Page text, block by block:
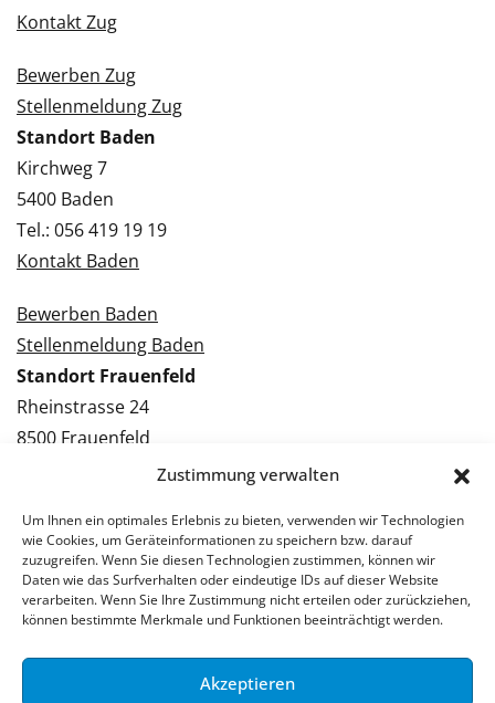
Zustimmung verwalten
Um Ihnen ein optimales Erlebnis zu bieten, verwenden wir Technologien
wie Cookies, um Geräteinformationen zu speichern bzw. darauf
zuzugreifen. Wenn Sie diesen Technologien zustimmen, können wir
Daten wie das Surfverhalten oder eindeutige IDs auf dieser Website
verarbeiten. Wenn Sie Ihre Zustimmung nicht erteilen oder zurückziehen,
können bestimmte Merkmale und Funktionen beeinträchtigt werden.
Akzeptieren
Kontakt Zug
Bewerben Zug
Stellenmeldung Zug
Standort Baden
Kirchweg 7
5400 Baden
Tel.: 056 419 19 19
Kontakt Baden
Bewerben Baden
Stellenmeldung Baden
Standort Frauenfeld
Rheinstrasse 24
8500 Frauenfeld
Tel.: 052 224 09 09
Bewerben Frauenfeld
Stellenmeldung Frauenfeld
© 2026 Stellenpartner AG